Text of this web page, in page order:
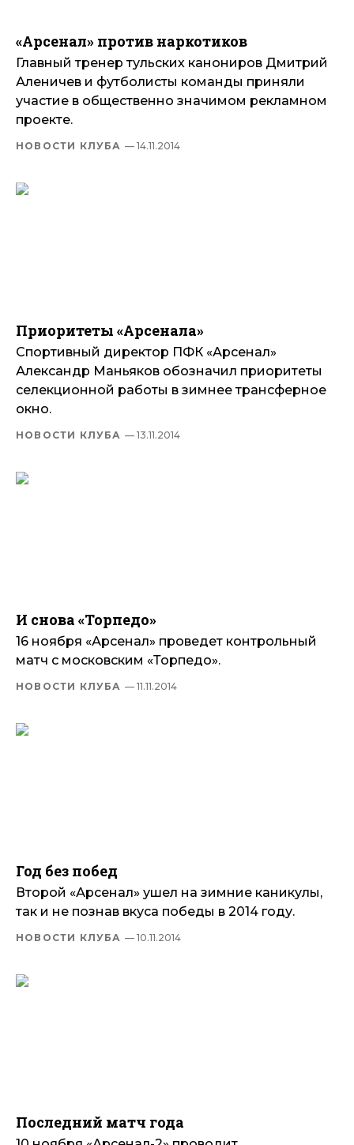
«Арсенал» против наркотиков
Главный тренер тульских канониров Дмитрий
Аленичев и футболисты команды приняли
участие в общественно значимом рекламном
проекте.
НОВОСТИ КЛУБА — 14.11.2014
Приоритеты «Арсенала»
Спортивный директор ПФК «Арсенал»
Александр Маньяков обозначил приоритеты
селекционной работы в зимнее трансферное
окно.
НОВОСТИ КЛУБА — 13.11.2014
И снова «Торпедо»
16 ноября «Арсенал» проведет контрольный
матч с московским «Торпедо».
НОВОСТИ КЛУБА — 11.11.2014
Год без побед
Второй «Арсенал» ушел на зимние каникулы,
так и не познав вкуса победы в 2014 году.
НОВОСТИ КЛУБА — 10.11.2014
Последний матч года